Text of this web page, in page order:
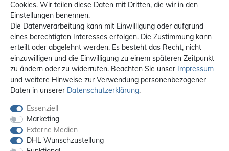
Cookies. Wir teilen diese Daten mit Dritten, die wir in den
Einstellungen benennen.
Die Datenverarbeitung kann mit Einwilligung oder aufgrund
eines berechtigten Interesses erfolgen. Die Zustimmung kann
erteilt oder abgelehnt werden. Es besteht das Recht, nicht
einzuwilligen und die Einwilligung zu einem späteren Zeitpunkt
zu ändern oder zu widerrufen. Beachten Sie unser Impressum
und weitere Hinweise zur Verwendung personenbezogener
Daten in unserer Daten­schutz­erklärung.
Essenziell
Marketing
Externe Medien
DHL Wunschzustellung